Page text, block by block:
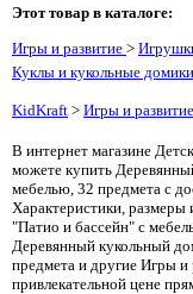
Этот товар в каталоге:
Игры и развитие >
Куклы и кукольные
KidKraft > Игры и
В интернет магазине
можете купить
мебелью, 32 предмета с
Характеристики,
"Патио и бассейн" с
Деревянный кукольный
предмета и другие Игры и
привлекательной цене